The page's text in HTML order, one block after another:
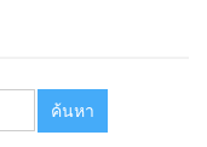
ค้นหา